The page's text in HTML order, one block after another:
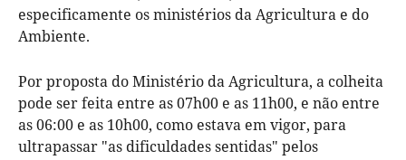
especificamente os ministérios da Agricultura e do
Ambiente.
Por proposta do Ministério da Agricultura, a colheita
pode ser feita entre as 07h00 e as 11h00, e não entre
as 06:00 e as 10h00, como estava em vigor, para
ultrapassar "as dificuldades sentidas" pelos